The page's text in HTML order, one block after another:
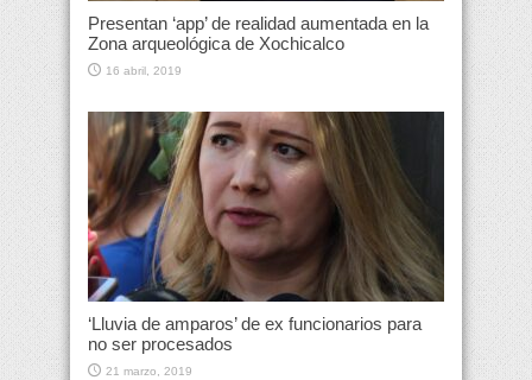
Presentan ‘app’ de realidad aumentada en la
Zona arqueológica de Xochicalco
16 abril, 2019
‘Lluvia de amparos’ de ex funcionarios para
no ser procesados
21 marzo, 2019